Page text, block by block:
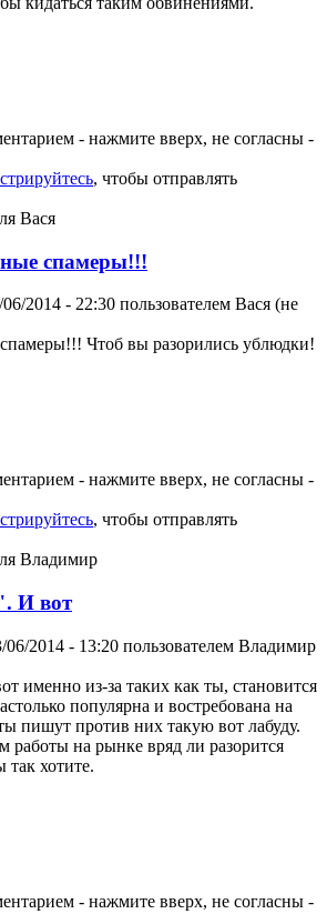
- нажмите вверх, не согласны -
, чтобы отправлять
спамеры!!!
2014 - 22:30 пользователем Вася (не
Чтоб вы разорились ублюдки!
- нажмите вверх, не согласны -
, чтобы отправлять
И вот
2014 - 13:20 пользователем Владимир
именно из-за таких как ты, становится
популярна и востребована на
пишут против них такую вот лабуду.
работы на рынке вряд ли разорится
так хотите.
- нажмите вверх, не согласны -